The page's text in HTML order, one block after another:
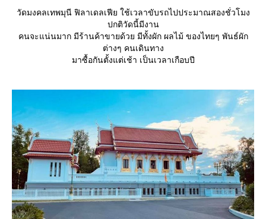
วัดมงคลเทพมุนี ฟิลาเดลเฟีย ใช้เวลาขับรถไปประมาณสองชั่วโมง
ปกติวัดนี้มีงาน
คนจะแน่นมาก มีร้านค้าขายด้วย มีทั้งผัก ผลไม้ ของไทยๆ พันธ์ผัก
ต่างๆ คนเดินทาง
มาซื้อกันตั้งแต่เช้า เป็นเวลาเกือบปี